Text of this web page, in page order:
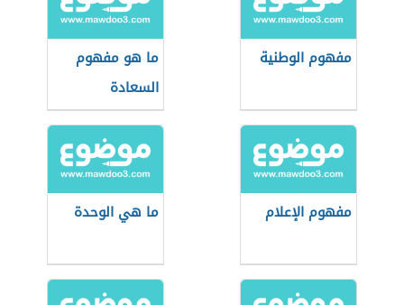
مفهوم الوطنية
ما هو مفهوم
السعادة
مفهوم الإعلام ما هي الوحدة